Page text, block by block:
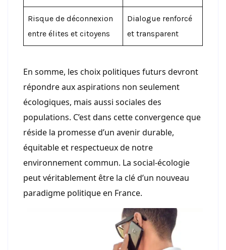
Risque de déconnexion
entre élites et citoyens
Dialogue renforcé
et transparent
En somme, les choix politiques futurs devront
répondre aux aspirations non seulement
écologiques, mais aussi sociales des
populations. C’est dans cette convergence que
réside la promesse d’un avenir durable,
équitable et respectueux de notre
environnement commun. La social-écologie
peut véritablement être la clé d’un nouveau
paradigme politique en France.